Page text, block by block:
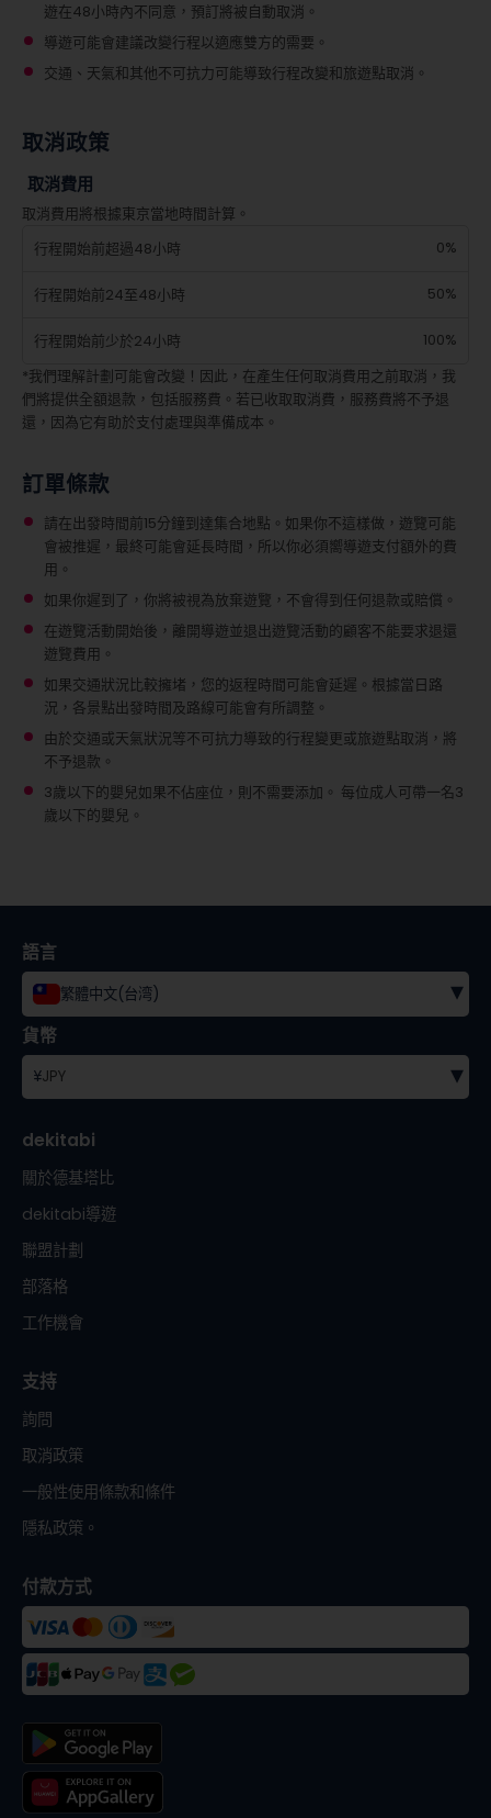
遊在48小時內不同意，預訂將被自動取消。
導遊可能會建議改變行程以適應雙方的需要。
交通、天氣和其他不可抗力可能導致行程改變和旅遊點取消。
取消政策
取消費用
取消費用將根據東京當地時間計算。
行程開始前超過48小時
0%
行程開始前24至48小時 50%
行程開始前少於24小時
100%
*我們理解計劃可能會改變！因此，在產生任何取消費用之前取消，我
們將提供全額退款，包括服務費。若已收取取消費，服務費將不予退
還，因為它有助於支付處理與準備成本。
訂單條款
請在出發時間前15分鐘到達集合地點。如果你不這樣做，遊覽可能
會被推遲，最終可能會延長時間，所以你必須嚮導遊支付額外的費
用。
如果你遲到了，你將被視為放棄遊覽，不會得到任何退款或賠償。
在遊覽活動開始後，離開導遊並退出遊覽活動的顧客不能要求退還
遊覽費用。
如果交通狀況比較擁堵，您的返程時間可能會延遲。根據當日路
況，各景點出發時間及路線可能會有所調整。
由於交通或天氣狀況等不可抗力導致的行程變更或旅遊點取消，將
不予退款。
3歲以下的嬰兒如果不佔座位，則不需要添加。 每位成人可帶一名3
歲以下的嬰兒。
語言
繁體中文(台湾) ▾
貨幣
¥JPY ▾
dekitabi
關於德基塔比
dekitabi導遊
聯盟計劃
部落格
工作機會
支持
詢問
取消政策
一般性使用條款和條件
隱私政策。
付款方式